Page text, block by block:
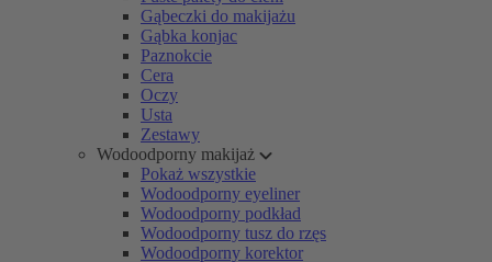
Gąbeczki do makijażu
Gąbka konjac
Paznokcie
Cera
Oczy
Usta
Zestawy
Wodoodporny makijaż
Pokaż wszystkie
Wodoodporny eyeliner
Wodoodporny podkład
Wodoodporny tusz do rzęs
Wodoodporny korektor